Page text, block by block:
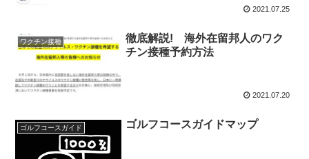
2021.07.25
ワクチン接種
徹底解説! 海外在留邦人のワク
チン接種予約方法
2021.07.20
ゴルフコースガイド ゴルフコースガイドマップ